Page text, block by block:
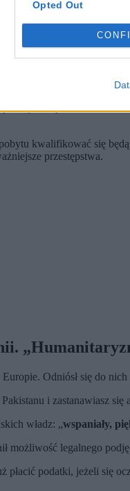
Opted Out
pobytu około 500
lewicowych władz
islamskich może
– rząd kierowany
przez
kwalifikować się
przestępstwa.
Odniósł się do nich
i zastanawiasz
władz: „wspaniały,
legalnego
podatki, jeżeli się